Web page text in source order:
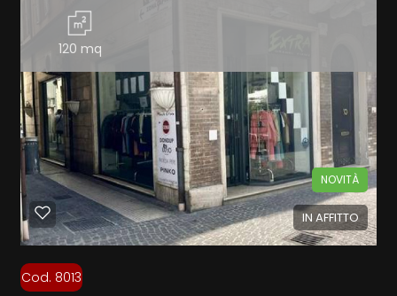
120 mq
IN AFFITTO
NOVITÀ
Cod. 8013